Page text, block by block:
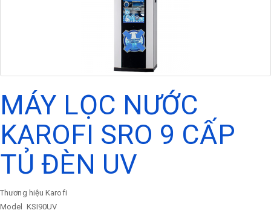
MÁY LỌC NƯỚC
KAROFI SRO 9 CẤP
TỦ ĐÈN UV
Thương hiệu Karofi
Model
KSI90UV